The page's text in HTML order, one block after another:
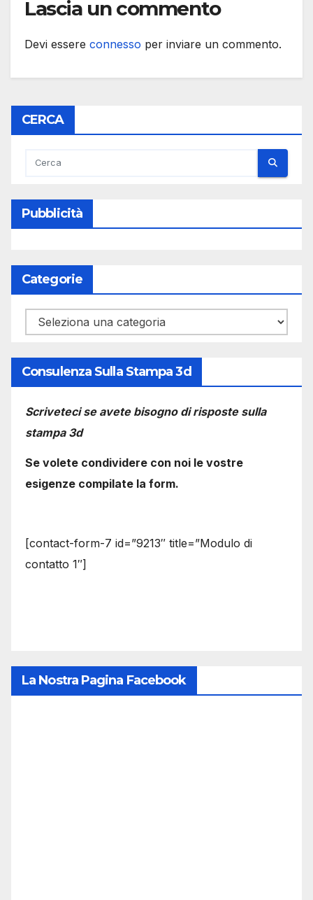
Lascia un commento
Devi essere connesso per inviare un commento.
CERCA
Pubblicità
Categorie
Categorie
Consulenza Sulla Stampa 3d
Scriveteci se avete bisogno di risposte sulla
stampa 3d
Se volete condividere con noi le vostre
esigenze compilate la form.
[contact-form-7 id=”9213″ title=”Modulo di
contatto 1″]
La Nostra Pagina Facebook